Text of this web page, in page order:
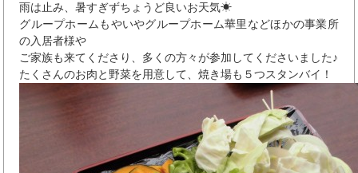
雨は止み、暑すぎずちょうど良いお天気☀
グループホームもやいやグループホーム華里などほかの事業所
の入居者様や
ご家族も来てくださり、多くの方々が参加してくださいました♪
たくさんのお肉と野菜を用意して、焼き場も５つスタンバイ！